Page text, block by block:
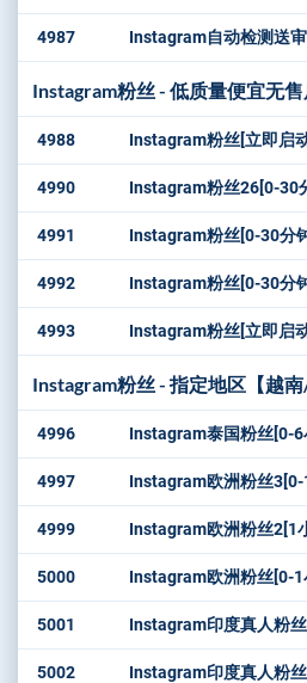
4987 Instagram自动检测送
Instagram粉丝 - 低质量便宜无
4988 Instagram粉丝[立即启
4990 Instagram粉丝26[0-30
4991 Instagram粉丝[0-30分
4992 Instagram粉丝[0-30分
4993 Instagram粉丝[立即启
Instagram粉丝 - 指定地区【越
4996 Instagram泰国粉丝[0-6
4997 Instagram欧洲粉丝3[0-
4999 Instagram欧洲粉丝2[1
5000 Instagram欧洲粉丝[0-
5001 Instagram印度真人粉
5002 Instagram印度真人粉